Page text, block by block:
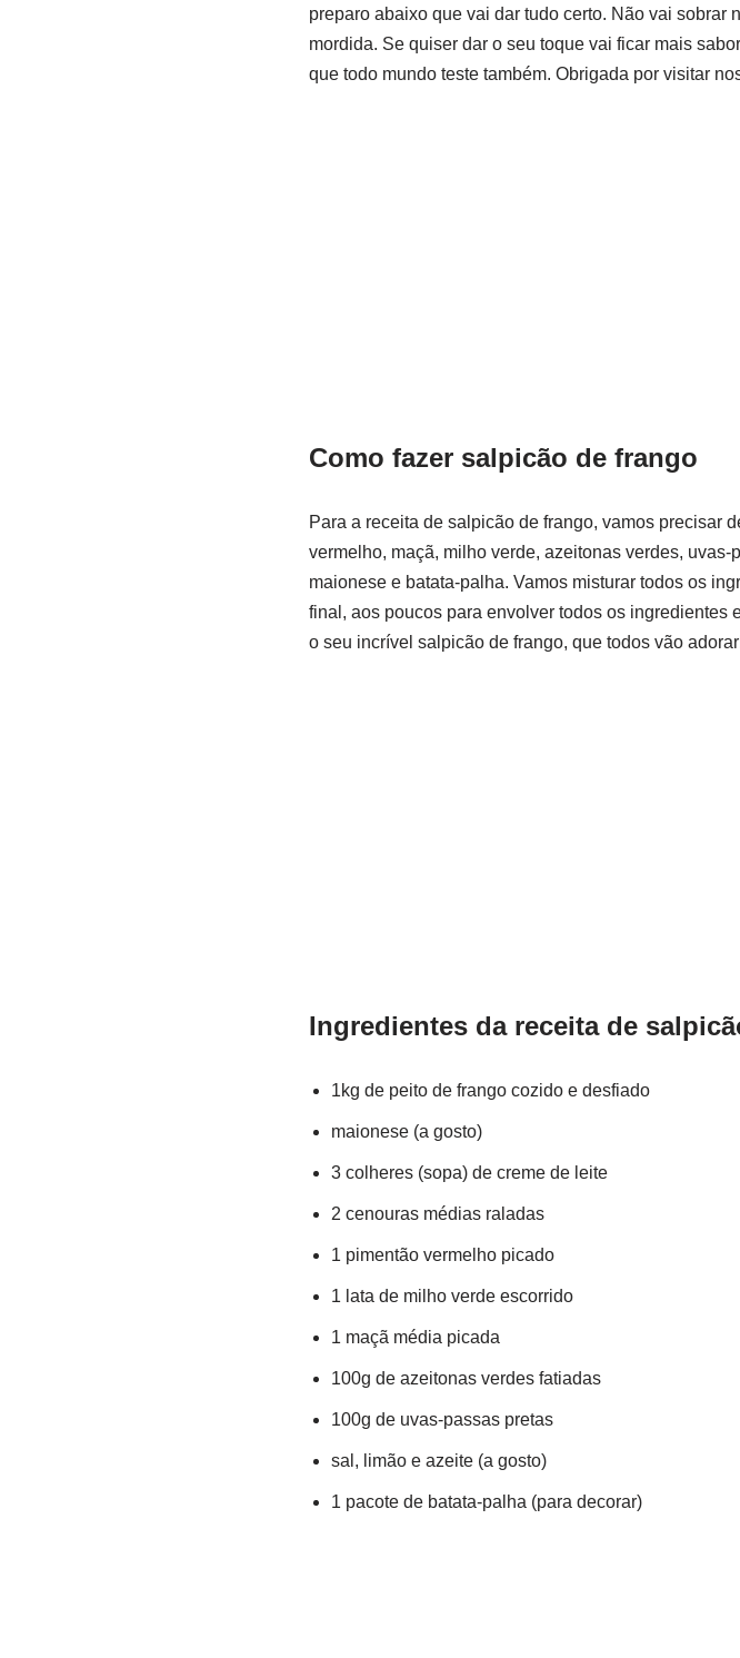
preparo abaixo que vai dar tudo certo. Não vai sobrar
mordida. Se quiser dar o seu toque vai ficar mais
que todo mundo teste também. Obrigada por visitar
Como fazer salpicão de frango
Para a receita de salpicão de frango, vamos precisar
vermelho, maçã, milho verde, azeitonas verdes,
maionese e batata-palha. Vamos misturar todos os
final, aos poucos para envolver todos os ingredientes
o seu incrível salpicão de frango, que todos vão
Ingredientes da receita de
1kg de peito de frango cozido e desfiado
maionese (a gosto)
3 colheres (sopa) de creme de leite
2 cenouras médias raladas
1 pimentão vermelho picado
1 lata de milho verde escorrido
1 maçã média picada
100g de azeitonas verdes fatiadas
100g de uvas-passas pretas
sal, limão e azeite (a gosto)
1 pacote de batata-palha (para decorar)